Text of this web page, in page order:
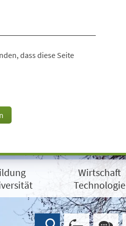
dass diese Seite
Wirtschaft
Technologie